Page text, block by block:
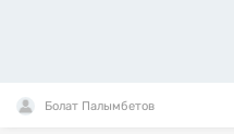
Болат Палымбетов